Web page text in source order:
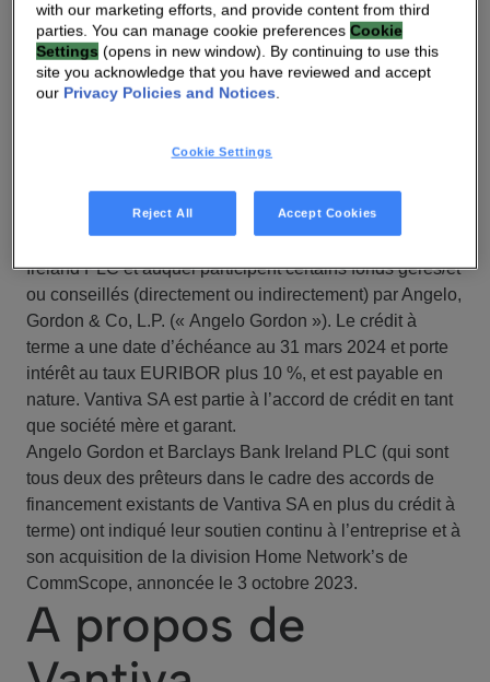
Paris – Le 12 octobre 2023– Vantiva (Euronext Paris :
d’annoncer que Vantiva Technologies SAS a conclu un
accord de crédit (l' »Accord de crédit »), en vertu duquel
un crédit à terme d’un montant total de 85 000 000 € (le
« Crédit à terme ») a été fourni par Barclays Bank
Ireland PLC et auquel participent certains fonds gérés/et
ou conseillés (directement ou indirectement) par Angelo,
Gordon & Co, L.P. (« Angelo Gordon »). Le crédit à
terme a une date d’échéance au 31 mars 2024 et porte
intérêt au taux EURIBOR plus 10 %, et est payable en
nature. Vantiva SA est partie à l’accord de crédit en tant
que société mère et garant.
Angelo Gordon et Barclays Bank Ireland PLC (qui sont
tous deux des prêteurs dans le cadre des accords de
financement existants de Vantiva SA en plus du crédit à
terme) ont indiqué leur soutien continu à l’entreprise et à
son acquisition de la division Home Network’s de
CommScope, annoncée le 3 octobre 2023.
A propos de
with our marketing efforts, and provide content from third
parties. You can manage cookie preferencesCookie
Settings (opens in new window). By continuing to use this
site you acknowledge that you have reviewed and accept
our Privacy Policies and Notices.
Cookie Settings
Reject All Accept Cookies